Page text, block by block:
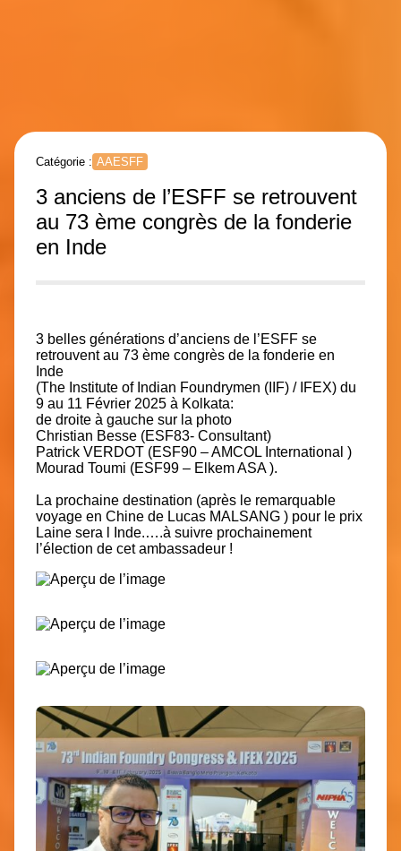
Catégorie : AAESFF
3 anciens de l’ESFF se retrouvent
au 73 ème congrès de la fonderie
en Inde
3 belles générations d’anciens de l’ESFF se
retrouvent au 73 ème congrès de la fonderie en
Inde
(The Institute of Indian Foundrymen (IIF) / IFEX) du
9 au 11 Février 2025 à Kolkata:
de droite à gauche sur la photo
Christian Besse (ESF83- Consultant)
Patrick VERDOT (ESF90 –AMCOL International )
Mourad Toumi (ESF99 – Elkem ASA).
La prochaine destination (après le remarquable
voyage en Chine de Lucas MALSANG ) pour le prix
Laine sera l Inde.….à suivre prochainement
l’élection de cet ambassadeur !